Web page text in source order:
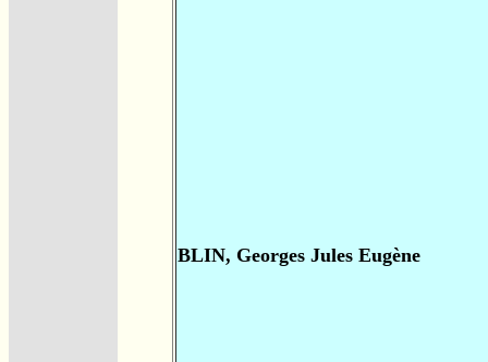
BLIN, Georges Jules Eugène